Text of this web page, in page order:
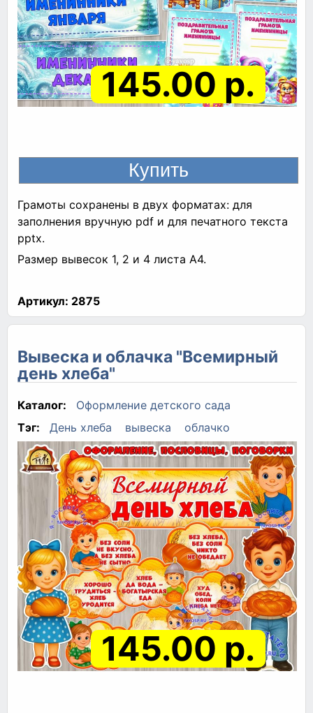
145.00 р.
Грамоты сохранены в двух форматах: для
заполнения вручную pdf и для печатного текста
pptx.
Размер вывесок 1, 2 и 4 листа А4.
Артикул: 2875
Вывеска и облачка "Всемирный
день хлеба"
Каталог:
Оформление детского сада
Тэг:
День хлеба вывеска облачко
145.00 р.